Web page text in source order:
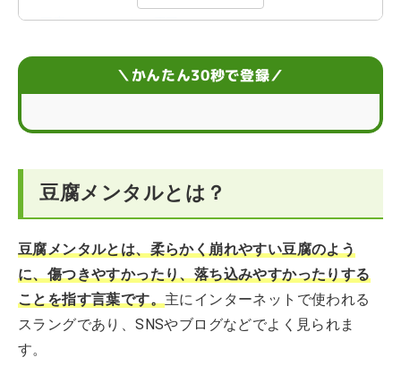
豆腐メンタルになる原因
＼かんたん30秒で登録／
豆腐メンタルとは？
豆腐メンタルとは、柔らかく崩れやすい豆腐のよう
に、傷つきやすかったり、落ち込みやすかったりする
ことを指す言葉です。主にインターネットで使われる
スラングであり、SNSやブログなどでよく見られま
す。